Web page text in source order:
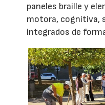
paneles braille y
motora, cognitiva,
integrados de